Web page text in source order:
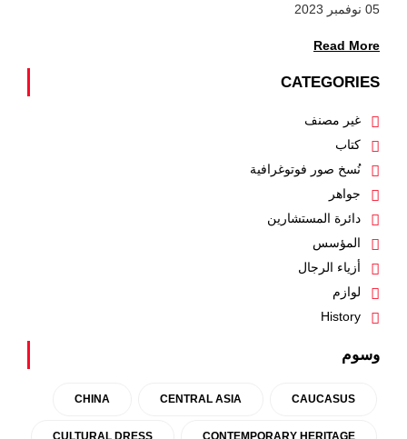
05 نوفمبر 2023
Read More
CATEGORIES
غير مصنف
كتاب
نُسخ صور فوتوغرافية
جواهر
دائرة المستشارين
المؤسس
أزياء الرجال
لوازم
History
وسوم
CAUCASUS
CENTRAL ASIA
CHINA
CONTEMPORARY HERITAGE
CULTURAL DRESS